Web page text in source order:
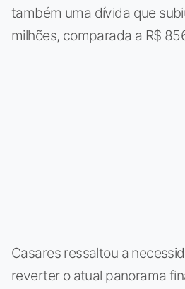
também uma dívida que
milhões, comparada a R$
Casares ressaltou a
reverter o atual panorama